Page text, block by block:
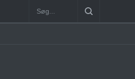
Nørreport Station Vanløse Station [1898-